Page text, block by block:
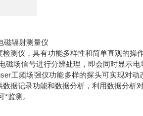
测仪，具有功能多样性和简单直观的操
场信号进行分辨处理，即会同时显示电
工频场强仪功能多样的探头可实现对动
据记录功能和数据分析，利用数据分析
监测。